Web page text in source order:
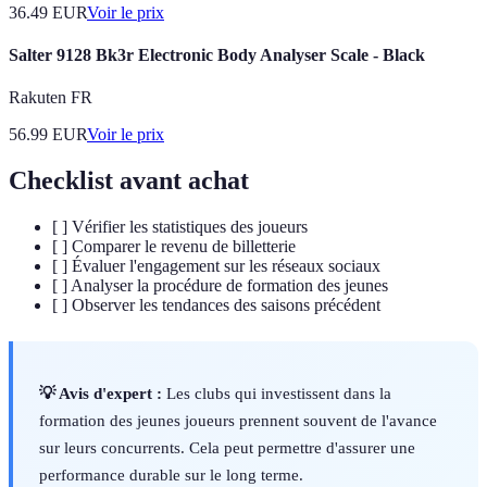
36.49 EURVoir le prix
Salter 9128 Bk3r Electronic Body Analyser Scale - Black
Rakuten FR
56.99 EURVoir le prix
Checklist avant achat
[ ] Vérifier les statistiques des joueurs
[ ] Comparer le revenu de billetterie
[ ] Évaluer l'engagement sur les réseaux sociaux
[ ] Analyser la procédure de formation des jeunes
[ ] Observer les tendances des saisons précédent
💡 Avis d'expert : Les clubs qui investissent dans la
formation des jeunes joueurs prennent souvent de l'avance
sur leurs concurrents. Cela peut permettre d'assurer une
performance durable sur le long terme.